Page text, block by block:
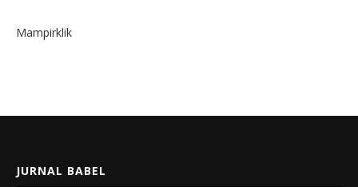
Mampirklik
JURNAL BABEL